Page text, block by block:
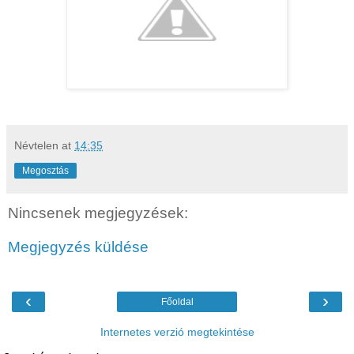
Névtelen at 14:35
Megosztás
Nincsenek megjegyzések:
Megjegyzés küldése
‹ ›
Főoldal
Internetes verzió megtekintése